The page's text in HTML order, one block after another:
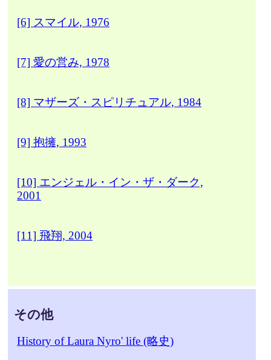
[6] スマイル, 1976
[7] 愛の営み, 1978
[8] マザーズ・スピリチュアル, 1984
[9] 抱擁, 1993
[10] エンジェル・イン・ザ・ダーク,
2001
[11] 飛翔, 2004
その他
History of Laura Nyro' life (略史)